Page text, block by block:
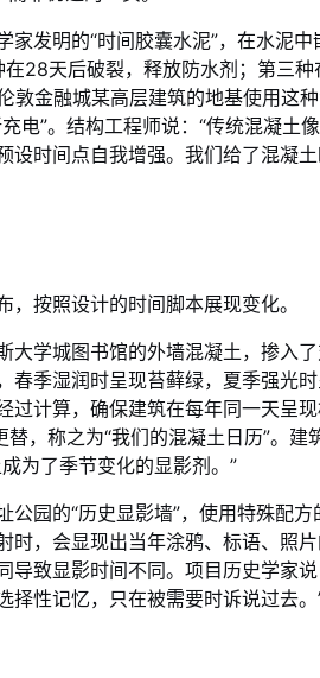
发明的“时间胶囊水泥”，在水泥中
28天后破裂，释放防水剂；第三种
敦金融城某高层建筑的地基使用这
电”。结构工程师说：“传统混凝土
设时间点自我增强。我们给了混凝
按照设计的时间脚本展现变化。
学城图书馆的外墙混凝土，掺入了
春季湿润时呈现苔藓绿，夏季强光
过计算，确保建筑在每年同一天呈
，称之为“我们的混凝土日历”。建
为了季节变化的显影剂。”
园的“历史显影墙”，使用特殊配方
，会显现出当年涂鸦、标语、照片
致显影时间不同。项目历史学家
择性记忆，只在被需要时诉说过去。